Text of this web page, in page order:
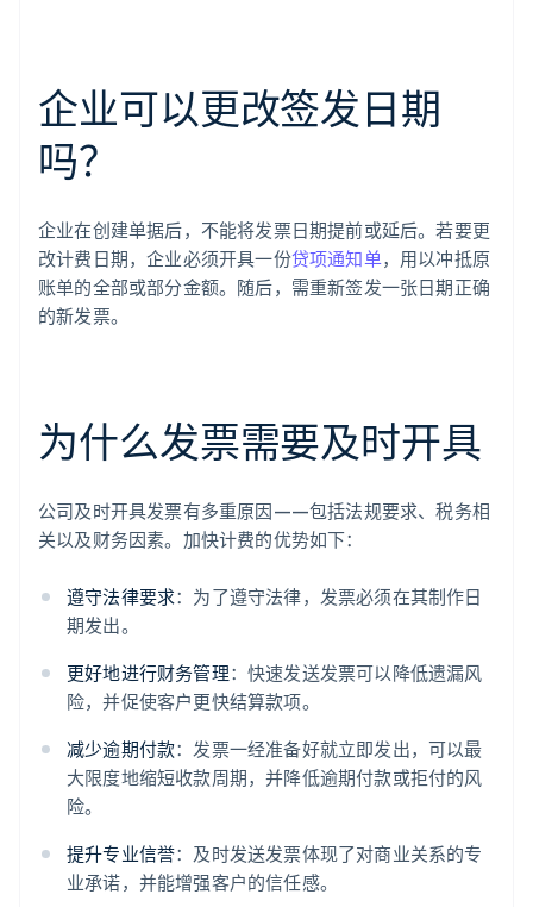
企业可以更改签发日期
吗？
企业在创建单据后，不能将发票日期提前或延后。若要更
改计费日期，企业必须开具一份贷项通知单，用以冲抵原
账单的全部或部分金额。随后，需重新签发一张日期正确
的新发票。
为什么发票需要及时开具
公司及时开具发票有多重原因——包括法规要求、税务相
关以及财务因素。加快计费的优势如下：
遵守法律要求：为了遵守法律，发票必须在其制作日
期发出。
更好地进行财务管理：快速发送发票可以降低遗漏风
险，并促使客户更快结算款项。
减少逾期付款：发票一经准备好就立即发出，可以最
大限度地缩短收款周期，并降低逾期付款或拒付的风
险。
提升专业信誉：及时发送发票体现了对商业关系的专
业承诺，并能增强客户的信任感。